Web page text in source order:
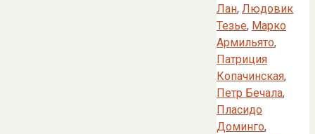
Лан, Людовик
Тезье, Марко
Армильято,
Патриция
Копачинская,
Петр Бечала,
Пласидо
Доминго,